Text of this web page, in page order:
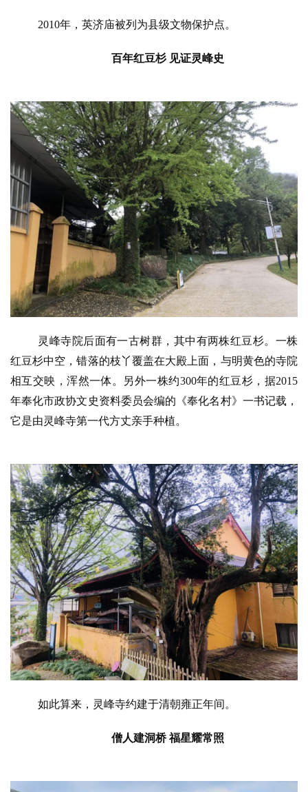
2010年，英济庙被列为县级文物保护点。
百年红豆杉 见证灵峰史
灵峰寺院后面有一古树群，其中有两株红豆杉。一株
红豆杉中空，错落的枝丫覆盖在大殿上面，与明黄色的寺院
相互交映，浑然一体。另外一株约300年的红豆杉，据2015
年奉化市政协文史资料委员会编的《奉化名村》一书记载，
它是由灵峰寺第一代方丈亲手种植。
如此算来，灵峰寺约建于清朝雍正年间。
僧人建洞桥 福星耀常照